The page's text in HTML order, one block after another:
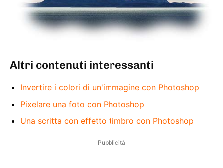
Altri contenuti interessanti
Invertire i colori di un'immagine con Photoshop
Pixelare una foto con Photoshop
Una scritta con effetto timbro con Photoshop
Pubblicità